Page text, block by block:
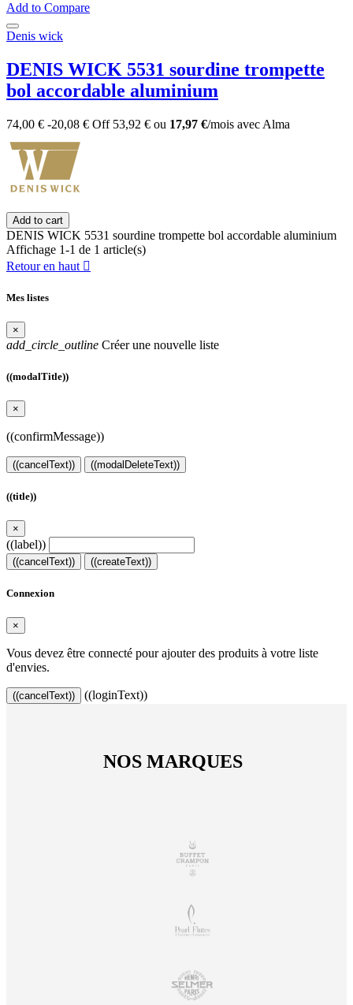
Add to Compare
Denis wick
DENIS WICK 5531 sourdine trompette
bol accordable aluminium
74,00 € -20,08 € Off 53,92 € ou 17,97 €/mois avec Alma
Add to cart
DENIS WICK 5531 sourdine trompette bol accordable aluminium
Affichage 1-1 de 1 article(s)
Retour en haut 
Mes listes
×
add_circle_outline Créer une nouvelle liste
((modalTitle))
×
((confirmMessage))
((cancelText)) ((modalDeleteText))
((title))
×
((label))
((cancelText)) ((createText))
Connexion
×
Vous devez être connecté pour ajouter des produits à votre liste
d'envies.
((cancelText)) ((loginText))
NOS MARQUES